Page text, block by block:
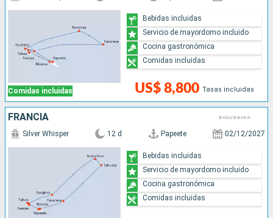
Comidas incluidas US$ 8,800 Tasas incluidas
Bebidas incluidas
Servicio de mayordomo incluido
Cocina gastronómica
Comidas incluidas
FRANCIA
Silver Whisper 12 d Papeete 02/12/2027
Bebidas incluidas
Servicio de mayordomo incluido
Cocina gastronómica
Comidas incluidas